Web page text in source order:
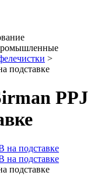
>
подставке
PPJ
подставке